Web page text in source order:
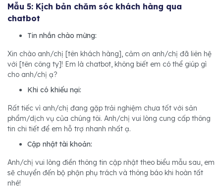
Mẫu 5: Kịch bản chăm sóc khách hàng qua
chatbot
Tin nhắn chào mừng:
Xin chào anh/chị [tên khách hàng], cảm ơn anh/chị đã liên hệ
với [tên công ty]! Em là chatbot, không biết em có thể giúp gì
cho anh/chị ạ?
Khi có khiếu nại:
Rất tiếc vì anh/chị đang gặp trải nghiệm chưa tốt với sản
phẩm/dịch vụ của chúng tôi. Anh/chị vui lòng cung cấp thông
tin chi tiết để em hỗ trợ nhanh nhất ạ.
Cập nhật tài khoản:
Anh/chị vui lòng điền thông tin cập nhật theo biểu mẫu sau, em
sẽ chuyển đến bộ phận phụ trách và thông báo khi hoàn tất
nhé!